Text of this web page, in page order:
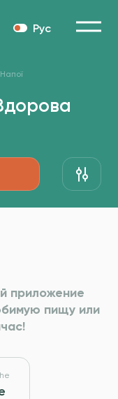
Рус
Напої
приложение
пищу или